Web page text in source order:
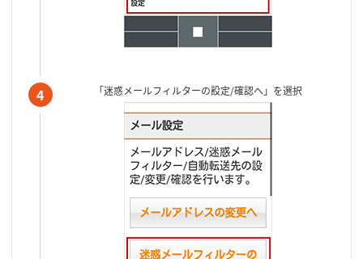
4 「迷惑メールフィルターの設定/確認へ」を選択